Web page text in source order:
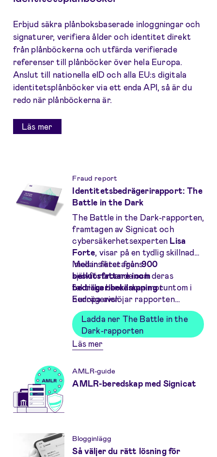
Erbjud säkra plånboksbaserade inloggningar och
signaturer, verifiera ålder och identitet direkt
från plånböckerna och utfärda verifierade
referenser till plånböcker över hela Europa.
Anslut till nationella eID och alla EU:s digitala
identitetsplånböcker via ett enda API, så är du
redo när plånböckerna är.
Läs mer
Fraud report
Identitetsbedrägerirapport: The
Battle in the Dark
The Battle in the Dark-rapporten,
framtagen av Signicat och
cybersäkerhetsexperten Lisa
Forte , visar på en tydlig skillnad
mellan företagens
självförtroende och deras
faktiska beredskap mot
bedrägerier.
Med insikter från900
beslutsfattare inom
bedrägeribekämpningruntom i
Europa avslöjar rapporten
förbisedda hot, inkomstförluster
och föråldrade skyddsåtgärder —
och visar tydligt att det krävs
omedelbara åtgärder för att
och stärka skyddet.
Ladda ner The Battle in the
Dark-rapporten
Läs mer om Identitetsbedrägerirapport: The
Läs mer
AMLR-guide
AMLR-beredskap med Signicat
Blogginlägg
Så väljer du rätt lösning för